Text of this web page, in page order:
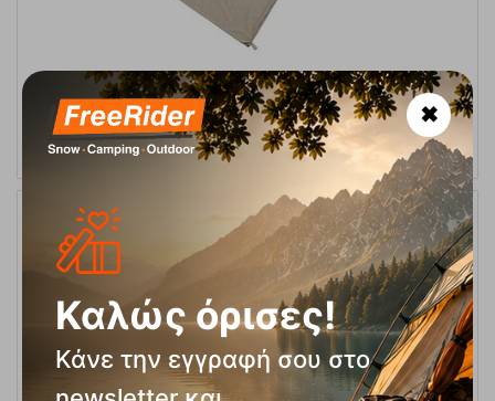
Cotton Liner Single Σεντόνι Υπνόσακου Outwell
Κωδικός: FRE-13591
Άμεσαδιαθέσιμο
27,95
24,95 €
9%
✖
Καλώς όρισες!
Κάνε την εγγραφή σου στο